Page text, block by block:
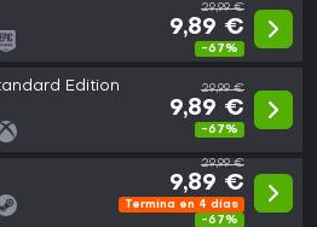
29,99 €
9,89 €
-67%
Edition
29,99 €
9,89 €
-67%
29,99 €
9,89 €
Termina en 4 días
-67%